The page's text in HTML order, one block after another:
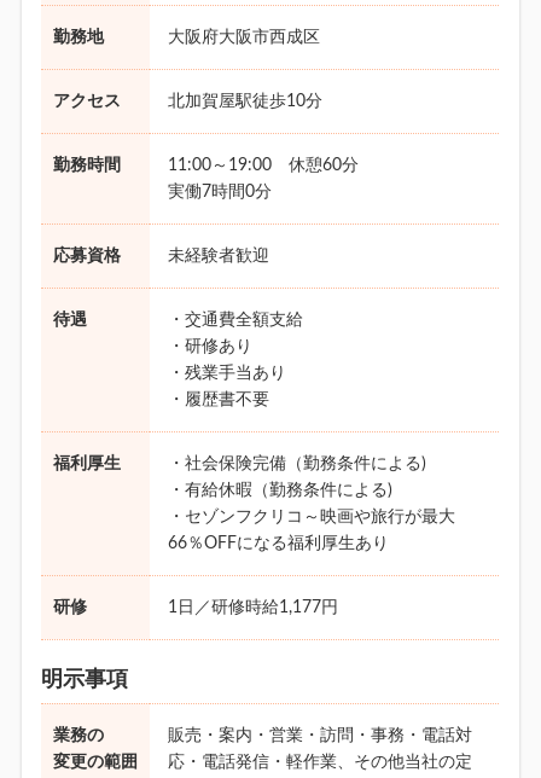
勤務地 大阪府大阪市西成区
アクセス 北加賀屋駅徒歩10分
勤務時間
11:00～19:00 休憩60分
実働7時間0分
応募資格 未経験者歓迎
待遇
・交通費全額支給
・研修あり
・残業手当あり
・履歴書不要
福利厚生
・社会保険完備（勤務条件による)
・有給休暇（勤務条件による)
・セゾンフクリコ～映画や旅行が最大
66％OFFになる福利厚生あり
研修 1日／研修時給1,177円
明示事項
業務の
変更の範囲
販売・案内・営業・訪問・事務・電話対
応・電話発信・軽作業、その他当社の定